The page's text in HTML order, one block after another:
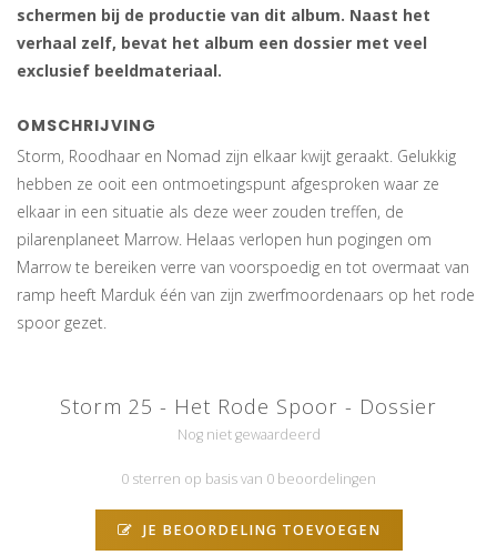
schermen bij de productie van dit album. Naast het
verhaal zelf, bevat het album een dossier met veel
exclusief beeldmateriaal.
OMSCHRIJVING
Storm, Roodhaar en Nomad zijn elkaar kwijt geraakt. Gelukkig
hebben ze ooit een ontmoetingspunt afgesproken waar ze
elkaar in een situatie als deze weer zouden treffen, de
pilarenplaneet Marrow. Helaas verlopen hun pogingen om
Marrow te bereiken verre van voorspoedig en tot overmaat van
ramp heeft Marduk één van zijn zwerfmoordenaars op het rode
spoor gezet.
Storm 25 - Het Rode Spoor - Dossier
Nog niet gewaardeerd
0 sterren op basis van 0 beoordelingen
JE BEOORDELING TOEVOEGEN